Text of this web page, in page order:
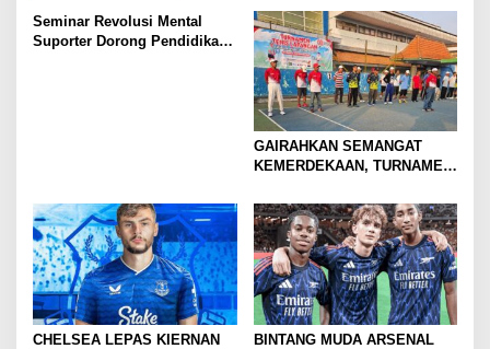
Seminar Revolusi Mental
Suporter Dorong Pendidikan
GAIRAHKAN SEMANGAT
KEMERDEKAAN, TURNAMEN
MOJOKERTO RAYA RESMI
BERGULIR
CHELSEA LEPAS KIERNAN
BINTANG MUDA ARSENAL